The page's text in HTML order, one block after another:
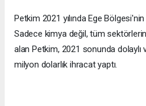
Petkim 2021 yılında Ege
Sadece kimya değil, tüm
alan Petkim, 2021 sonunda
milyon dolarlık ihracat yaptı.